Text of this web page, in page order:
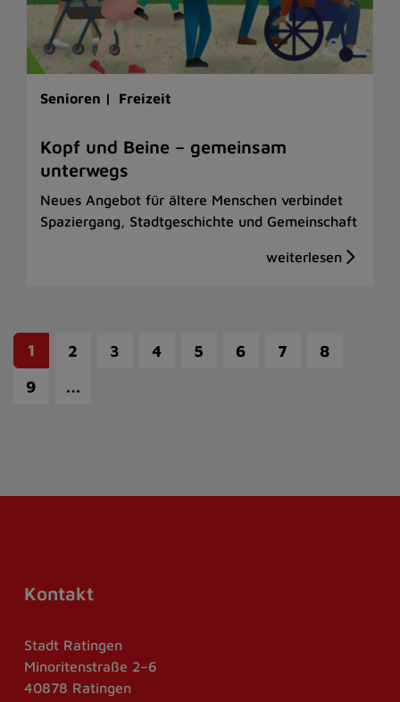
Senioren | Freizeit
Kopf und Beine – gemeinsam
unterwegs
Neues Angebot für ältere Menschen verbindet
Spaziergang, Stadtgeschichte und Gemeinschaft
1 2 3 4 5 6 7
8
9
…
Kontakt
Stadt Ratingen
Minoritenstraße 2–6
40878 Ratingen